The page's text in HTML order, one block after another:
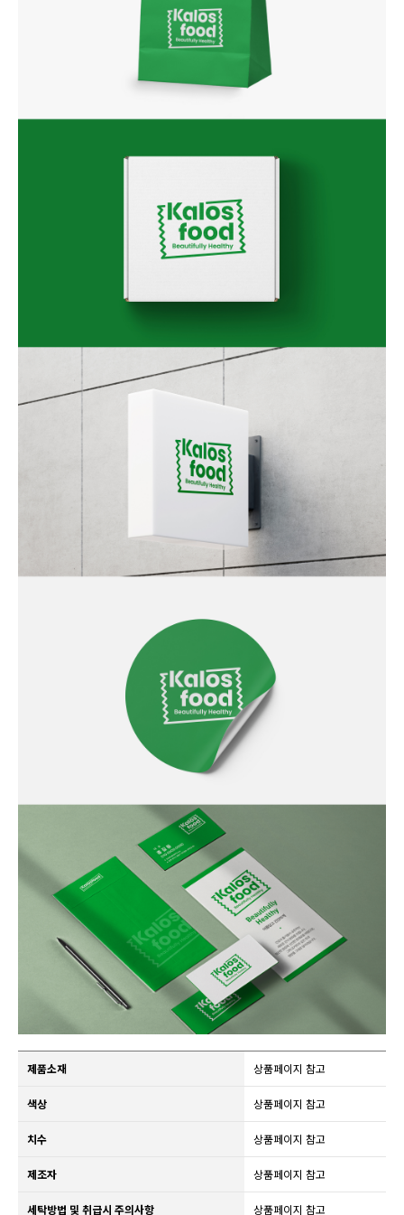
제품소재 상품페이지 참고
색상 상품페이지 참고
치수 상품페이지 참고
제조자 상품페이지 참고
세탁방법 및 취급시 주의사항 상품페이지 참고